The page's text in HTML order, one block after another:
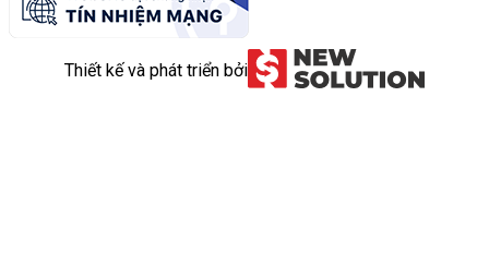
Thiết kế và phát triển bởi